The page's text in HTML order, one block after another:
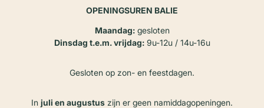
OPENINGSUREN BALIE
Maandag:gesloten
Dinsdag t.e.m. vrijdag:9u-12u / 14u-16u
Gesloten op zon- en feestdagen.
In juli en augustus zijn er geen namiddagopeningen.